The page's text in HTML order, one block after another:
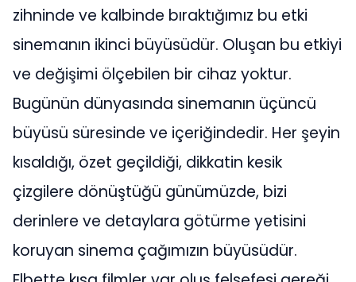
zihninde ve kalbinde bıraktığımız bu etki
sinemanın ikinci büyüsüdür. Oluşan bu etkiyi
ve değişimi ölçebilen bir cihaz yoktur.
Bugünün dünyasında sinemanın üçüncü
büyüsü süresinde ve içeriğindedir. Her şeyin
kısaldığı, özet geçildiği, dikkatin kesik
çizgilere dönüştüğü günümüzde, bizi
derinlere ve detaylara götürme yetisini
koruyan sinema çağımızın büyüsüdür.